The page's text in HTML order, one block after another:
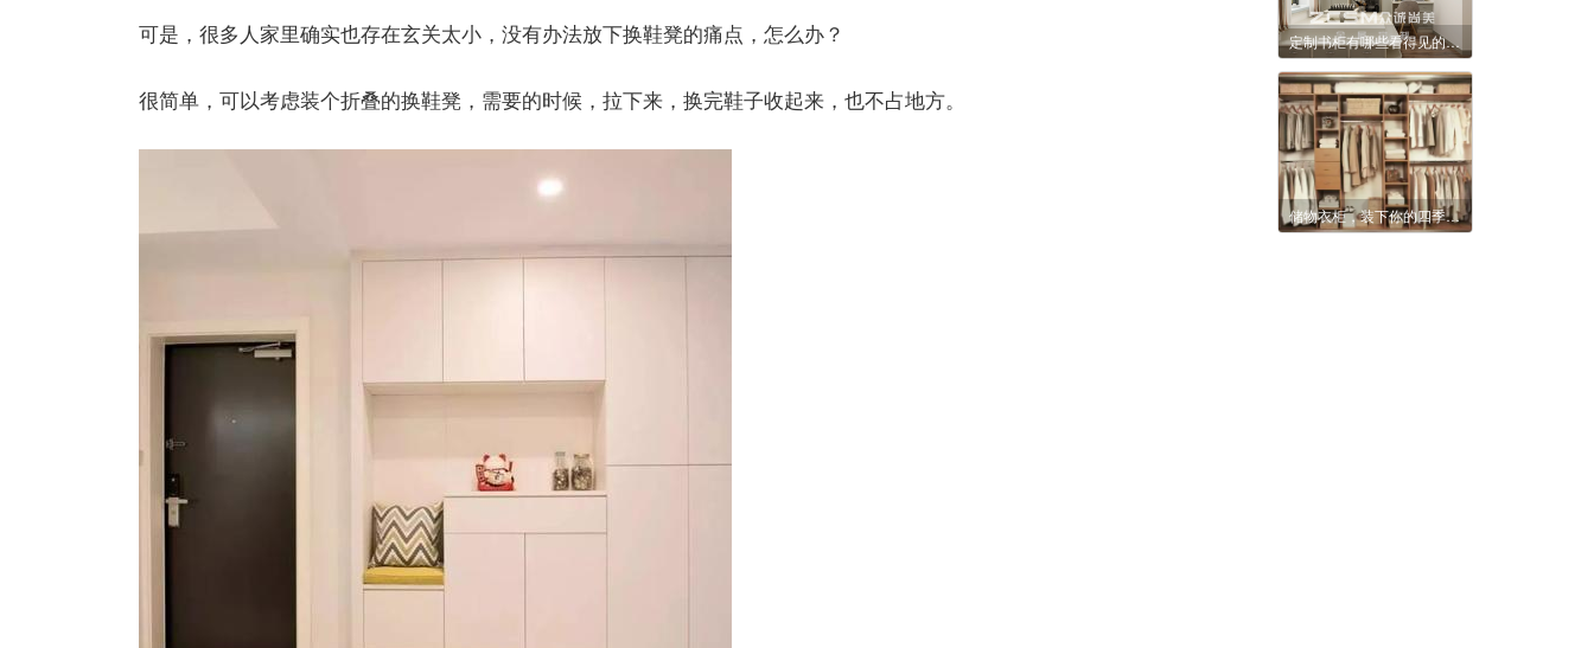
可是，很多人家里确实也存在玄关太小，没有办法放下换鞋凳的痛点，怎么办？
很简单，可以考虑装个折叠的换鞋凳，需要的时候，拉下来，换完鞋子收起来，也不占地方。
定制书柜有哪些看得见的优点？
储物衣柜，装下你的四季狂想